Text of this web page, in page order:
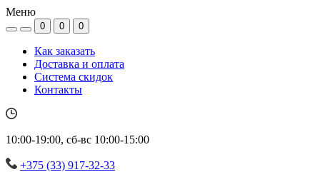
Меню
0 0 0
Как заказать
Доставка и оплата
Система скидок
Контакты
10:00-19:00, сб-вс 10:00-15:00
+375 (33) 917-32-33